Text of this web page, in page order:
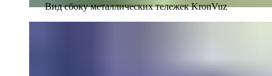
Вид сбоку металлических тележек KronVuz